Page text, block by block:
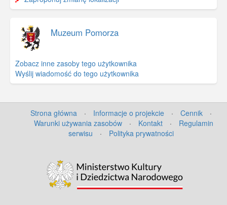
Muzeum Pomorza
Zobacz inne zasoby tego użytkownika
Wyślij wiadomość do tego użytkownika
Strona główna · Informacje o projekcie · Cennik
·
Warunki używania zasobów
· Kontakt ·
Regulamin
serwisu
· Polityka prywatności